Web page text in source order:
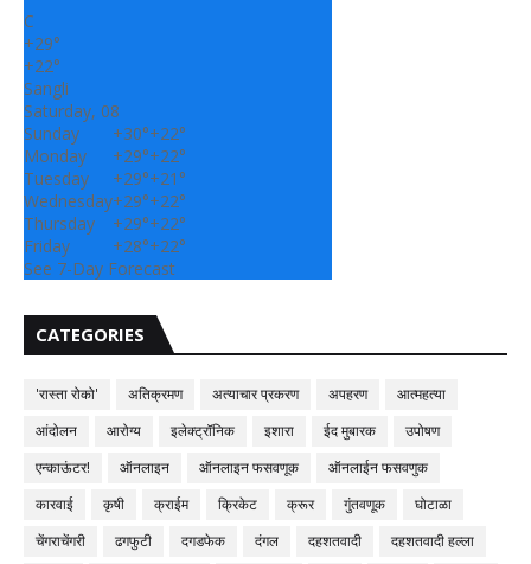
C
+29°
+22°
Sangli
Saturday, 08
Sunday
+30°+22°
Monday
+29°+22°
Tuesday
+29°+21°
Wednesday+29°+22°
Thursday
+29°+22°
Friday
+28°+22°
See 7-Day Forecast
CATEGORIES
'रास्ता रोको' अतिक्रमण अत्याचार प्रकरण अपहरण
आत्महत्या
आंदोलन
आरोग्य इलेक्ट्रॉनिक इशारा ईद मुबारक
उपोषण
एन्काऊंटर!
ऑनलाइन ऑनलाइन फसवणूक
ऑनलाईन फसवणुक
कारवाई
कृषी क्राईम क्रिकेट क्रूर गुंतवणूक
घोटाळा
चेंगराचेंगरी
ढगफुटी दगडफेक दंगल दहशतवादी
दहशतवादी हल्ला